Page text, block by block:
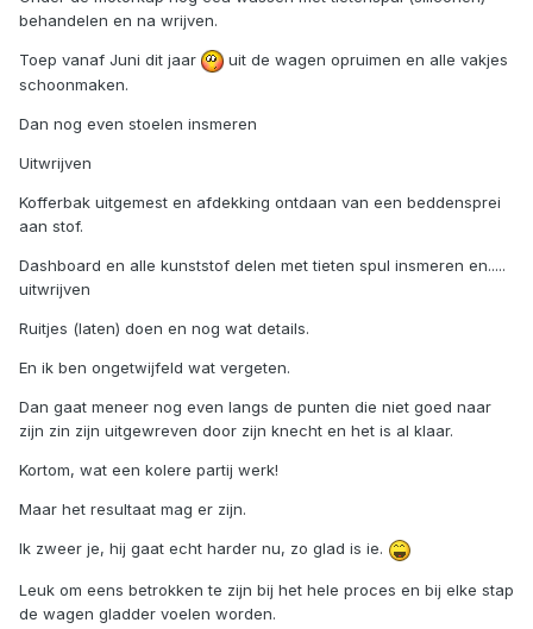
behandelen en na wrijven.
Toep vanaf Juni dit jaar
uit de wagen opruimen en alle vakjes
schoonmaken.
Dan nog even stoelen insmeren
Uitwrijven
Kofferbak uitgemest en afdekking ontdaan van een beddensprei
aan stof.
Dashboard en alle kunststof delen met tieten spul insmeren en.....
uitwrijven
Ruitjes (laten) doen en nog wat details.
En ik ben ongetwijfeld wat vergeten.
Dan gaat meneer nog even langs de punten die niet goed naar
zijn zin zijn uitgewreven door zijn knecht en het is al klaar.
Kortom, wat een kolere partij werk!
Maar het resultaat mag er zijn.
Ik zweer je, hij gaat echt harder nu, zo glad is ie.
Leuk om eens betrokken te zijn bij het hele proces en bij elke stap
de wagen gladder voelen worden.